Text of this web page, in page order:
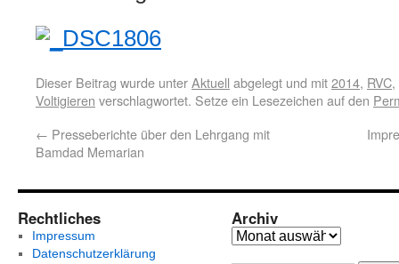
Dieser Beitrag wurde unterAktuell abgelegt und mit2014, RVC,
Voltigieren verschlagwortet. Setze ein Lesezeichen auf den
← Presseberichte über den Lehrgang mit
Bamdad Memarian
Rechtliches
Impressum
Datenschutzerklärung
Archiv